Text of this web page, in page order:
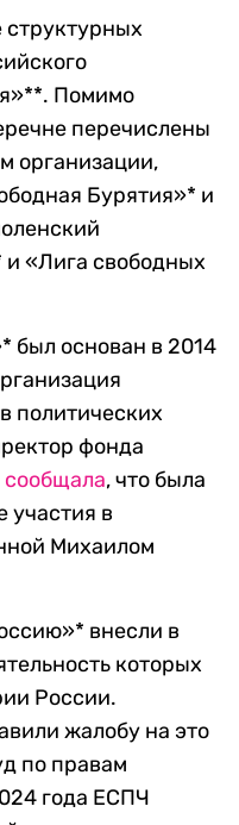
Помимо
перечислены
организации,
Бурятия»* и
«Лига свободных
был основан в 2014
политических
фонда
сообщала, что была
участия в
Михаилом
внесли в
которых
России.
жалобу на это
по правам
года ЕСПЧ